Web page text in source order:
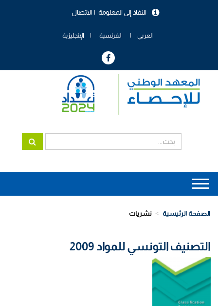
الاتصال النفاذ إلى المعلومة
العربي الفرنسية الإنجليزية
Main
navigation
الصفحة الرئيسية نشريات
التصنيف التونسي للمواد 2009